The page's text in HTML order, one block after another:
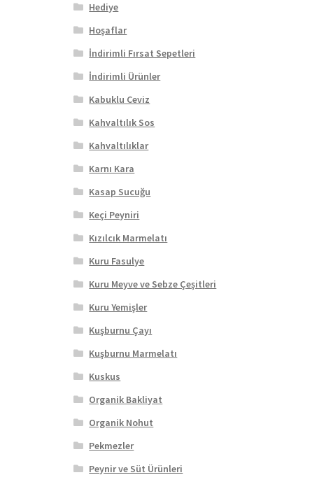
Hediye
Hoşaflar
İndirimli Fırsat Sepetleri
İndirimli Ürünler
Kabuklu Ceviz
Kahvaltılık Sos
Kahvaltılıklar
Karnı Kara
Kasap Sucuğu
Keçi Peyniri
Kızılcık Marmelatı
Kuru Fasulye
Kuru Meyve ve Sebze Çeşitleri
Kuru Yemişler
Kuşburnu Çayı
Kuşburnu Marmelatı
Kuskus
Organik Bakliyat
Organik Nohut
Pekmezler
Peynir ve Süt Ürünleri